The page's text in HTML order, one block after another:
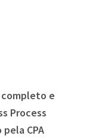
e
Process
CPA